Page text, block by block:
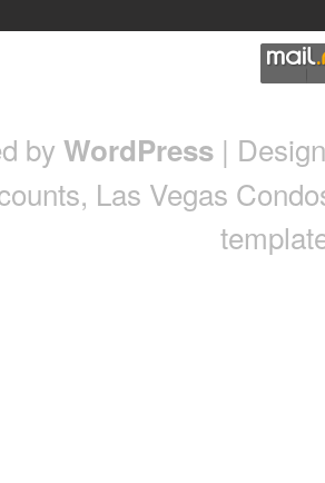
by WordPress |
, Las Vegas